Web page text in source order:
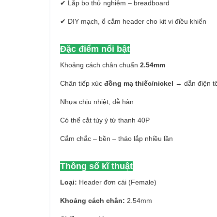
✔ Lắp bo thử nghiệm – breadboard
✔ DIY mạch, ổ cắm header cho kit vi điều khiển
Đặc điểm nổi bật
Khoảng cách chân chuẩn 2.54mm
Chân tiếp xúc đồng mạ thiếc/nickel → dẫn điện
Nhựa chịu nhiệt, dễ hàn
Có thể cắt tùy ý từ thanh 40P
Cắm chắc – bền – tháo lắp nhiều lần
Thông số kĩ thuật
Loại: Header đơn cái (Female)
Khoảng cách chân: 2.54mm